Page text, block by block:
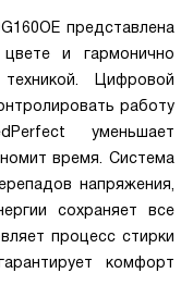
представлена
и гармонично
Цифровой
работу
уменьшает
время. Система
напряжения,
сохраняет все
процесс стирки
комфорт